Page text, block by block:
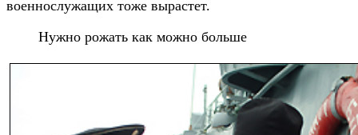
военнослужащих тоже вырастет.
Нужно рожать как можно больше